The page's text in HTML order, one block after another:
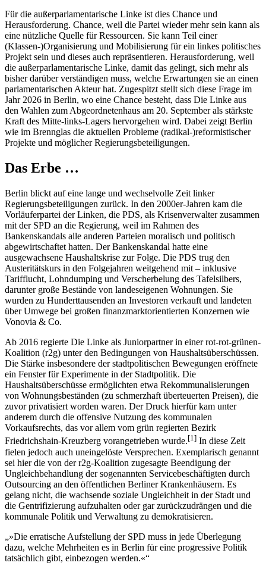
Für die außerparlamentarische Linke ist dies Chance und
Herausforderung. Chance, weil die Partei wieder mehr sein kann als
eine nützliche Quelle für Ressourcen. Sie kann Teil einer
(Klassen-)Organisierung und Mobilisierung für ein linkes politisches
Projekt sein und dieses auch repräsentieren. Herausforderung, weil
die außerparlamentarische Linke, damit das gelingt, sich mehr als
bisher darüber verständigen muss, welche Erwartungen sie an einen
parlamentarischen Akteur hat. Zugespitzt stellt sich diese Frage im
Jahr 2026 in Berlin, wo eine Chance besteht, dass Die Linke aus
den Wahlen zum Abgeordnetenhaus am 20. September als stärkste
Kraft des Mitte-links-Lagers hervorgehen wird. Dabei zeigt Berlin
wie im Brennglas die aktuellen Probleme (radikal-)reformistischer
Projekte und möglicher Regierungsbeteiligungen.
Das Erbe …
Berlin blickt auf eine lange und wechselvolle Zeit linker
Regierungsbeteiligungen zurück. In den 2000er-Jahren kam die
Vorläuferpartei der Linken, die PDS, als Krisenverwalter zusammen
mit der SPD an die Regierung, weil im Rahmen des
Bankenskandals alle anderen Parteien moralisch und politisch
abgewirtschaftet hatten. Der Bankenskandal hatte eine
ausgewachsene Haushaltskrise zur Folge. Die PDS trug den
Austeritätskurs in den Folgejahren weitgehend mit – inklusive
Tarifflucht, Lohndumping und Verscherbelung des Tafelsilbers,
darunter große Bestände von landeseigenen Wohnungen. Sie
wurden zu Hunderttausenden an Investoren verkauft und landeten
über Umwege bei großen finanzmarktorientierten Konzernen wie
Vonovia & Co.
Ab 2016 regierte Die Linke als Juniorpartner in einer rot-rot-grünen-
Koalition (r2g) unter den Bedingungen von Haushaltsüberschüssen.
Die Stärke insbesondere der stadtpolitischen Bewegungen eröffnete
ein Fenster für Experimente in der Stadtpolitik. Die
Haushaltsüberschüsse ermöglichten etwa Rekommunalisierungen
von Wohnungsbeständen (zu schmerzhaft überteuerten Preisen), die
zuvor privatisiert worden waren. Der Druck hierfür kam unter
anderem durch die offensive Nutzung des kommunalen
Vorkaufsrechts, das vor allem vom grün regierten Bezirk
Friedrichshain-Kreuzberg vorangetrieben wurde.[1] In diese Zeit
fielen jedoch auch uneingelöste Versprechen. Exemplarisch genannt
sei hier die von der r2g-Koalition zugesagte Beendigung der
Ungleichbehandlung der sogenannten Servicebeschäftigten durch
Outsourcing an den öffentlichen Berliner Krankenhäusern. Es
gelang nicht, die wachsende soziale Ungleichheit in der Stadt und
die Gentrifizierung aufzuhalten oder gar zurückzudrängen und die
kommunale Politik und Verwaltung zu demokratisieren.
»Die erratische Aufstellung der SPD muss in jede Überlegung
dazu, welche Mehrheiten es in Berlin für eine progressive Politik
tatsächlich gibt, einbezogen werden.«